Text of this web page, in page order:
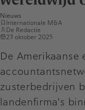
Nieuws
Internationale M&A
De Redactie
23 oktober 2025
De
zusterbedrijven
landenfirma's